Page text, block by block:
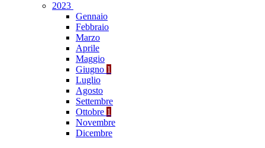
2023
Gennaio
Febbraio
Marzo
Aprile
Maggio
Giugno 1
Luglio
Agosto
Settembre
Ottobre 1
Novembre
Dicembre